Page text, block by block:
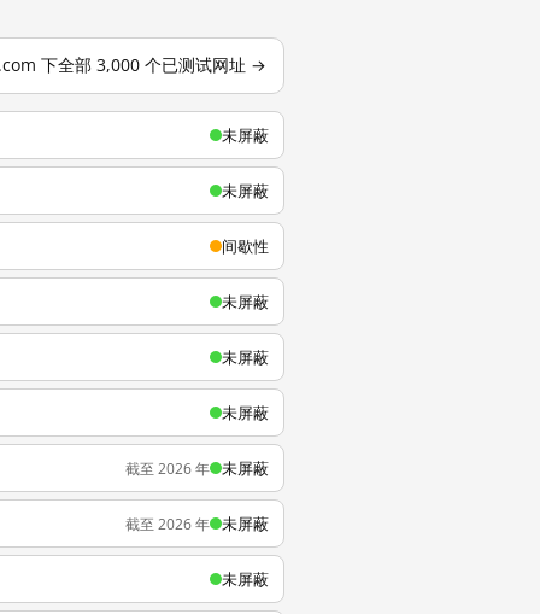
下全部 3,000 个已测试网址 →
未屏蔽
未屏蔽
间歇性
未屏蔽
未屏蔽
未屏蔽
截至 2026 年 未屏蔽
截至 2026 年 未屏蔽
未屏蔽